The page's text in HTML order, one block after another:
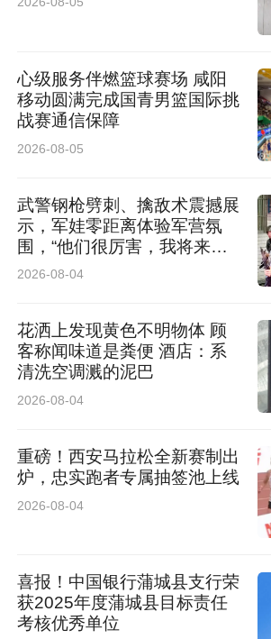
心级服务伴燃篮球赛场 咸阳
移动圆满完成国青男篮国际挑
战赛通信保障
2026-08-05
武警钢枪劈刺、擒敌术震撼展
示，军娃零距离体验军营氛
围，“他们很厉害，我将来也
想当军人”
2026-08-04
花洒上发现黄色不明物体 顾
客称闻味道是粪便 酒店：系
清洗空调溅的泥巴
2026-08-04
重磅！西安马拉松全新赛制出
炉，忠实跑者专属抽签池上线
2026-08-04
喜报！中国银行蒲城县支行荣
获2025年度蒲城县目标责任
考核优秀单位